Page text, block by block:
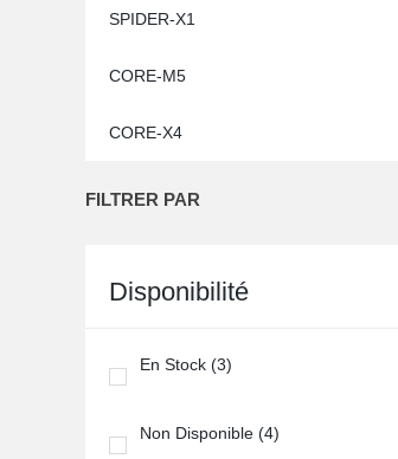
SPIDER-X1
CORE-M5
CORE-X4
FILTRER PAR
Disponibilité
En Stock (3)
Non Disponible (4)